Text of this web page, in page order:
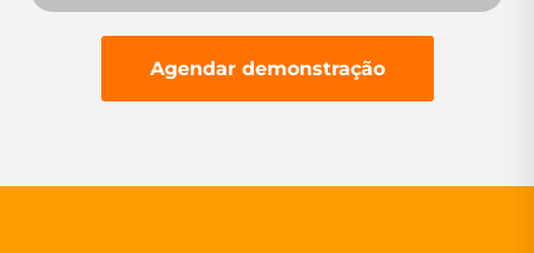
Agendar demonstração